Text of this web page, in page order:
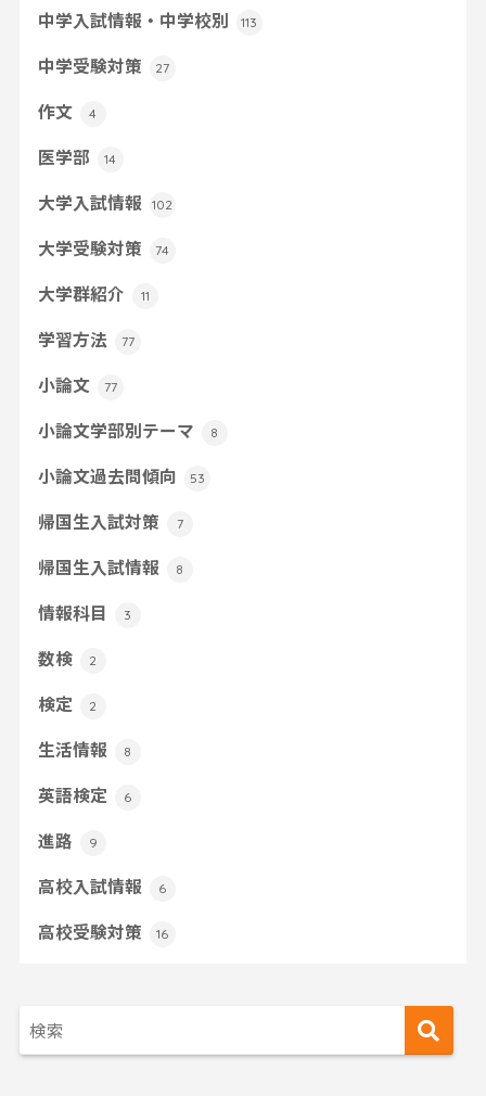
中学入試情報・中学校別 113
中学受験対策 27
作文 4
医学部 14
大学入試情報 102
大学受験対策 74
大学群紹介 11
学習方法 77
小論文 77
小論文学部別テーマ 8
小論文過去問傾向 53
帰国生入試対策 7
帰国生入試情報 8
情報科目 3
数検 2
検定 2
生活情報 8
英語検定 6
進路 9
高校入試情報 6
高校受験対策 16